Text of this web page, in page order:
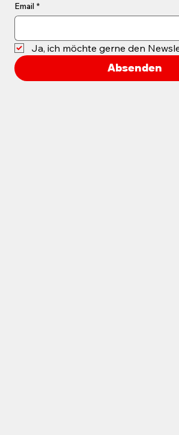
Email *
Ja, ich möchte gerne den
Absenden
50 Jahre